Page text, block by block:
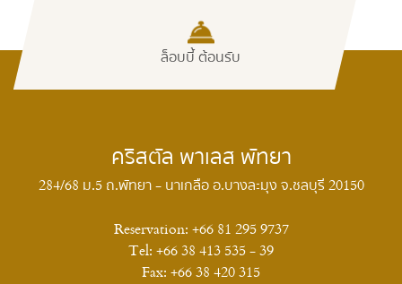
ล็อบบี้ ต้อนรับ
คริสตัล พาเลส พัทยา
284/68 ม.5 ถ.พัทยา - นาเกลือ อ.บางละมุง จ.ชลบุรี 20150
Reservation: +66 81 295 9737
Tel: +66 38 413 535 - 39
Fax: +66 38 420 315